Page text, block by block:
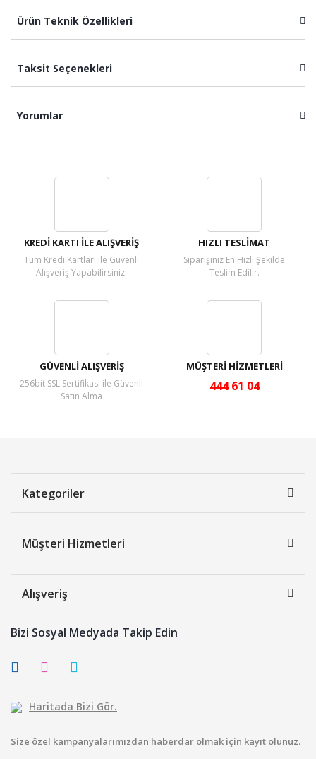
Ürün Teknik Özellikleri
Taksit Seçenekleri
Yorumlar
KREDİ KARTI İLE ALIŞVERİŞ
Tüm Kredi Kartları ile Güvenli
Alışveriş Yapabilirsiniz.
HIZLI TESLİMAT
Siparişiniz En Hızlı Şekilde
Teslim Edilir.
GÜVENLİ ALIŞVERİŞ
256bit SSL Sertifikası ile Güvenli
Satın Alma
MÜŞTERİ HİZMETLERİ
444 61 04
Kategoriler
Müşteri Hizmetleri
Alışveriş
Bizi Sosyal Medyada Takip Edin
Haritada Bizi Gör.
Size özel kampanyalarımızdan haberdar olmak için kayıt olunuz.